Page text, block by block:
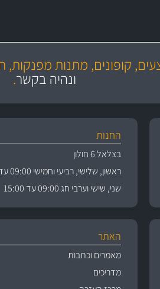
דלק וקבינה
גרמניה
קופונים, מתנות מפנקות,
ונהיה בקשר.
החנות
בצלאל 6 חולון
ראשון, שלישי, רביעי וחמישי 09:00 עד 18:00
שני, שישי וערבי חג 09:00 עד 15:00
האתר
מאמרים וכתבות
מדריכים